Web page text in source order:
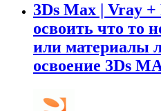
3Ds Max | Vray
освоить что то
или материалы
освоение 3Ds